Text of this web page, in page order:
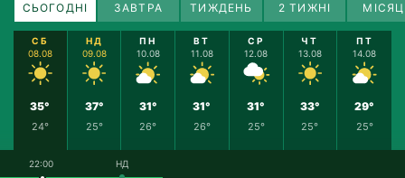
СЬОГОДНІ ЗАВТРА ТИЖДЕНЬ 2 ТИЖНІ
СБ
08.08
35°
24°
НД
09.08
37°
25°
ПН
10.08
31°
26°
ВТ
11.08
31°
26°
СР
12.08
31°
25°
ЧТ
13.08
33°
25°
ПТ
14.08
29°
25°
22:00 НД